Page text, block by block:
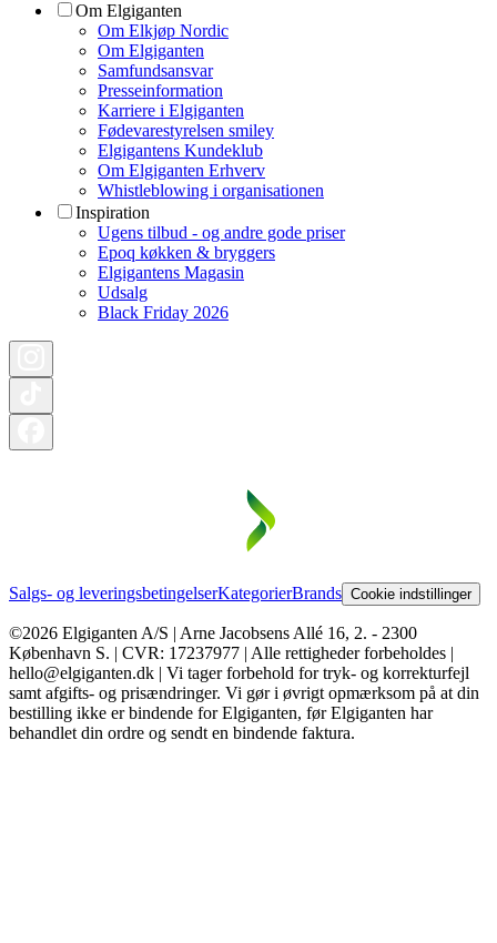
Om Elgiganten
Om Elkjøp Nordic
Om Elgiganten
Samfundsansvar
Presseinformation
Karriere i Elgiganten
Fødevarestyrelsen smiley
Elgigantens Kundeklub
Om Elgiganten Erhverv
Whistleblowing i organisationen
Inspiration
Ugens tilbud - og andre gode priser
Epoq køkken & bryggers
Elgigantens Magasin
Udsalg
Black Friday 2026
Salgs- og leveringsbetingelserKategorierBrands Cookie indstillinger
©2026 Elgiganten A/S | Arne Jacobsens Allé 16, 2. - 2300
København S. | CVR: 17237977 | Alle rettigheder forbeholdes |
hello@elgiganten.dk | Vi tager forbehold for tryk- og korrekturfejl
samt afgifts- og prisændringer. Vi gør i øvrigt opmærksom på at din
bestilling ikke er bindende for Elgiganten, før Elgiganten har
behandlet din ordre og sendt en bindende faktura.